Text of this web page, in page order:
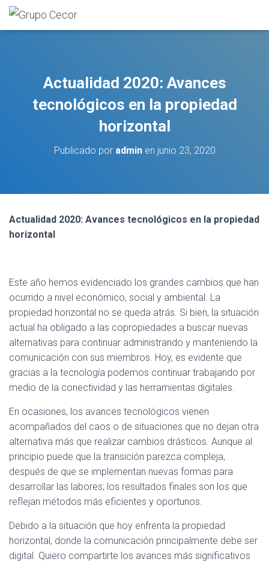
Actualidad 2020: Avances
tecnológicos en la propiedad
horizontal
Publicado por adminen junio 23, 2020
Actualidad 2020: Avances tecnológicos en la propiedad
horizontal
Este año hemos evidenciado los grandes cambios que han
ocurrido a nivel económico, social y ambiental. La
propiedad horizontal no se queda atrás. Si bien, la situación
actual ha obligado a las copropiedades a buscar nuevas
alternativas para continuar administrando y manteniendo la
comunicación con sus miembros. Hoy, es evidente que
gracias a la tecnología podemos continuar trabajando por
medio de la conectividad y las herramientas digitales.
En ocasiones, los avances tecnológicos vienen
acompañados del caos o de situaciones que no dejan otra
alternativa más que realizar cambios drásticos. Aunque al
principio puede que la transición parezca compleja,
después de que se implementan nuevas formas para
desarrollar las labores; los resultados finales son los que
reflejan métodos más eficientes y oportunos.
Debido a la situación que hoy enfrenta la propiedad
horizontal, donde la comunicación principalmente debe ser
digital. Quiero compartirte los avances más significativos